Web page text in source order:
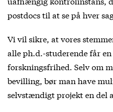
postdocs til at se på hver
Vi vil sikre, at vores
alle ph.d.-studerende får
forskningsfrihed. Selv om
bevilling, bør man have
selvstændigt projekt en del